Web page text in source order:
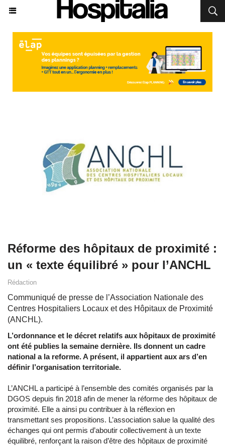
Réforme des hôpitaux de proximité :
un « texte équilibré » pour l’ANCHL
Rédaction
Communiqué de presse de l’Association Nationale des
Centres Hospitaliers Locaux et des Hôpitaux de Proximité
(ANCHL).
L’ordonnance et le décret relatifs aux hôpitaux de proximité
ont été publies la semaine dernière. Ils donnent un cadre
national a la reforme. A présent, il appartient aux ars d’en
définir l’organisation territoriale.
L’ANCHL a participé à l’ensemble des comités organisés par la
DGOS depuis fin 2018 afin de mener la réforme des hôpitaux de
proximité. Elle a ainsi pu contribuer à la réflexion en
transmettant ses propositions. L’association salue la qualité des
échanges qui ont permis d’aboutir collectivement à un texte
équilibré, renforçant la raison d’être des hôpitaux de proximité